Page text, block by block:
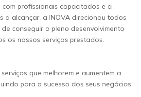
com profissionais capacitados e a
a alcançar, a INOVA direcionou todos
conseguir o pleno desenvolvimento
os nossos serviços prestados.
que melhorem e aumentem a
para o sucesso dos seus negócios.